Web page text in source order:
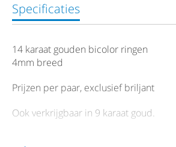
Specificaties
14 karaat gouden bicolor ringen
4mm breed
Prijzen per paar, exclusief briljant
Ook verkrijgbaar in 9 karaat goud.